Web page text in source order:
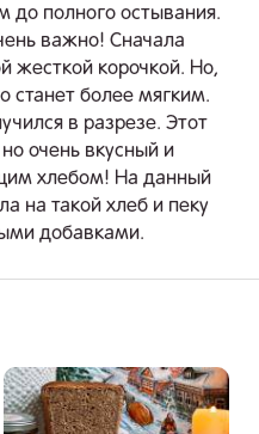
до полного остывания.
важно! Сначала
жесткой корочкой. Но,
станет более мягким.
в разрезе. Этот
очень вкусный и
хлебом! На данный
на такой хлеб и пеку
добавками.